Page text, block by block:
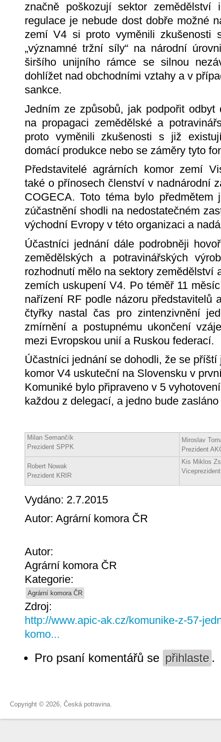
značně poškozují sektor
regulace je nebude dost dobře možné
zemí V4 si proto vyměnili zkušenosti
„významné tržní síly“ na národní
širšího unijního rámce se silnou
dohlížet nad obchodními vztahy a v
sankce.
Jedním ze způsobů, jak podpořit odbyt
na propagaci zemědělské a
proto vyměnili zkušenosti s již
domácí produkce nebo se záměry tyto
Představitelé agrárních komor zemí
také o přínosech členství v nadnárodní
COGECA. Toto téma bylo
zúčastnění shodli na nedostatečném
východní Evropy v této organizaci a
Účastníci jednání dále podrobněji
zemědělských a potravinářských
rozhodnutí mělo na sektory zemědělství
zemích uskupení V4. Po téměř 11
nařízení RF podle názoru představitelů
čtyřky nastal čas pro zintenzivnění
zmírnění a postupnému ukončení
mezi Evropskou unií a Ruskou federací.
Účastníci jednání se dohodli, že se
komor V4 uskuteční na Slovensku v
Komuniké bylo připraveno v 5
každou z delegací, a jedno bude
Milan Semančík
Prezident SPPK
Miroslav
Prezident
Robert Nowak
Prezident KRIR
Kis Miklos
Vydáno: 2.7.2015
Autor: Agrární komora ČR
Autor:
Agrární komora ČR
Kategorie:
Agrární komora ČR
Zdroj:
http://www.apic-ak.cz/komunike-z-57-
komo...
Pro psaní komentářů se přihlaste .
Copyright © 2026, Česká potravina.